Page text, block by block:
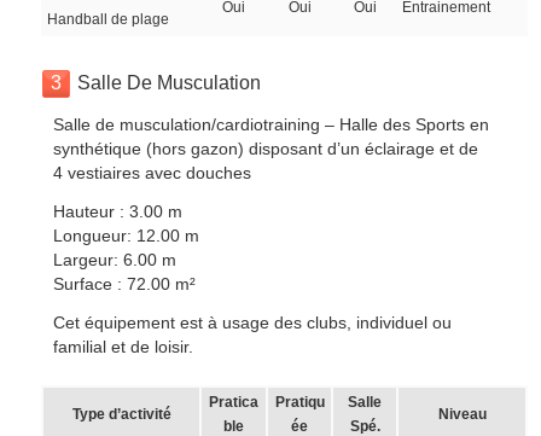
Handball de plage
Oui Oui Oui Entrainement
3 Salle De Musculation
Salle de musculation/cardiotraining – Halle des Sports en
synthétique (hors gazon) disposant d’un éclairage et de
4 vestiaires avec douches
Hauteur : 3.00 m
Longueur: 12.00 m
Largeur: 6.00 m
Surface : 72.00 m²
Cet équipement est à usage des clubs, individuel ou
familial et de loisir.
Type d’activité
Pratica
ble
Pratiqu
ée
Salle
Spé.
Niveau